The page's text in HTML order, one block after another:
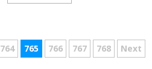
764 765 766 767 768 Next